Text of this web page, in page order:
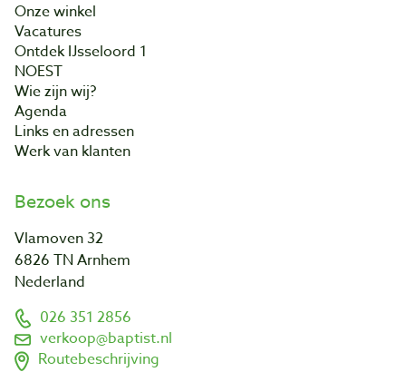
Onze winkel
Vacatures
Ontdek IJsseloord 1
NOEST
Wie zijn wij?
Agenda
Links en adressen
Werk van klanten
Bezoek ons
Vlamoven 32
6826 TN Arnhem
Nederland
026 351 2856
verkoop@baptist.nl
Routebeschrijving